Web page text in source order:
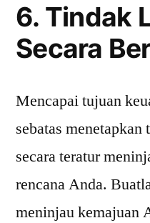
6. Tindak
Secara
Mencapai tujuan
sebatas
secara teratur
rencana Anda.
meninjau kemajuan